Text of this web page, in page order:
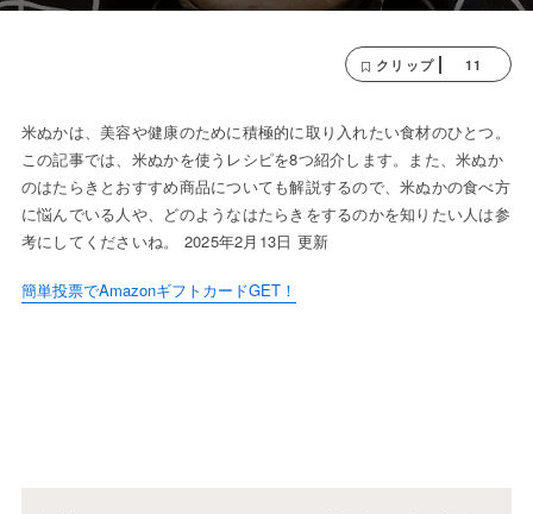
クリップ 11
米ぬかは、美容や健康のために積極的に取り入れたい食材のひとつ。
この記事では、米ぬかを使うレシピを8つ紹介します。また、米ぬか
のはたらきとおすすめ商品についても解説するので、米ぬかの食べ方
に悩んでいる人や、どのようなはたらきをするのかを知りたい人は参
考にしてくださいね。 2025年2月13日 更新
簡単投票でAmazonギフトカードGET！